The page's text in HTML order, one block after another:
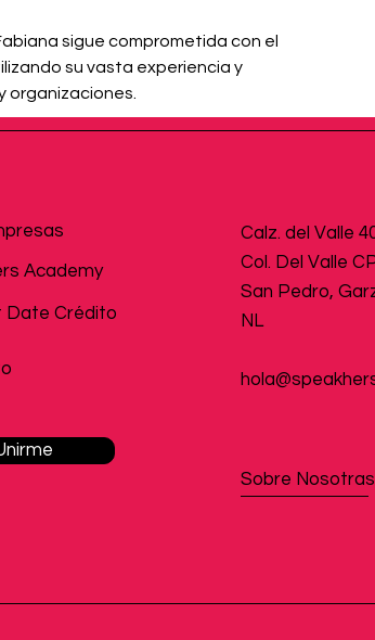
sigue comprometida con el
su vasta experiencia y
organizaciones.
Academy
Date Crédito
Calz. del Valle
Col. Del Valle
San Pedro,
NL
Sobre Nosotras